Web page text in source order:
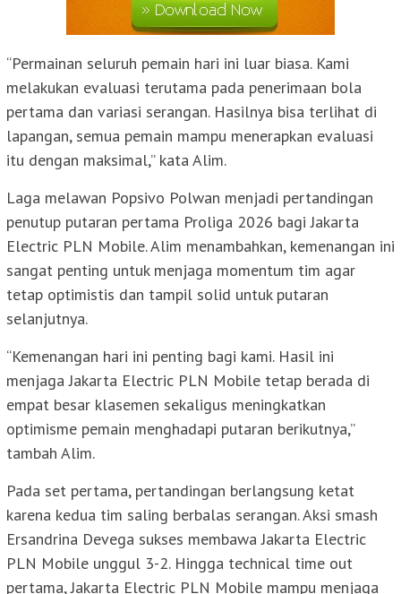
“Permainan seluruh pemain hari ini luar biasa. Kami
melakukan evaluasi terutama pada penerimaan bola
pertama dan variasi serangan. Hasilnya bisa terlihat di
lapangan, semua pemain mampu menerapkan evaluasi
itu dengan maksimal,” kata Alim.
Laga melawan Popsivo Polwan menjadi pertandingan
penutup putaran pertama Proliga 2026 bagi Jakarta
Electric PLN Mobile. Alim menambahkan, kemenangan ini
sangat penting untuk menjaga momentum tim agar
tetap optimistis dan tampil solid untuk putaran
selanjutnya.
“Kemenangan hari ini penting bagi kami. Hasil ini
menjaga Jakarta Electric PLN Mobile tetap berada di
empat besar klasemen sekaligus meningkatkan
optimisme pemain menghadapi putaran berikutnya,”
tambah Alim.
Pada set pertama, pertandingan berlangsung ketat
karena kedua tim saling berbalas serangan. Aksi smash
Ersandrina Devega sukses membawa Jakarta Electric
PLN Mobile unggul 3-2. Hingga technical time out
pertama, Jakarta Electric PLN Mobile mampu menjaga